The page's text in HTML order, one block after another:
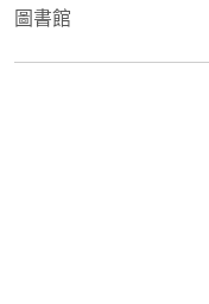
圖書館